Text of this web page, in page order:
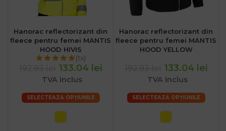
Hanorac reflectorizant din
fleece pentru femei MANTIS
HOOD HIVIS
(1x)
133.04 lei
TVA inclus
SELECTEAZĂ OPȚIUNILE
Hanorac reflectorizant din
fleece pentru femei MANTIS
HOOD YELLOW
133.04 lei
TVA inclus
SELECTEAZĂ OPȚIUNILE